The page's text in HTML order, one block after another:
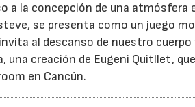
a la concepción de una atmósfera
se presenta como un juego
al descanso de nuestro cuerpo
creación de Eugeni Quitllet,
en Cancún.